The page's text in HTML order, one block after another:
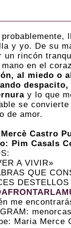
probablemente,
y yo. De su
un rincón
mano en el
al miedo o
despacito,
y lo que
se
de amor.
Castro
Pim Casals
A VIVIR»
QUE
me
Maria Merce